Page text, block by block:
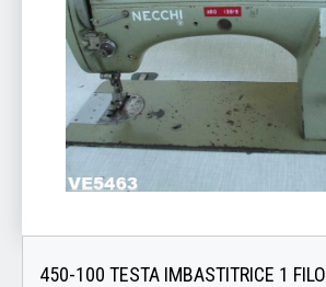
450-100 TESTA IMBASTITRICE 1 FILO